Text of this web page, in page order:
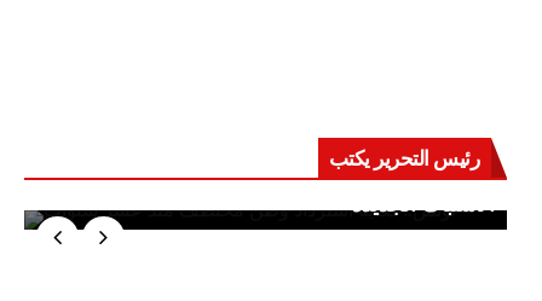
رئيس التحرير يكتب
حرب على العقول.. حادثة دمياط تكشف قواعد
الاشتباك الجديدة